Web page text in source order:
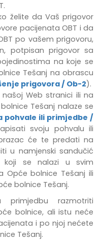
želite da Vaš prigovor
pacijenata OBT i da
po vašem prigovoru,
potpisan prigovor sa
na koje se
Tešanj na obrascu
prigovora / Ob-2).
Web stranici ili na
Tešanj nalaze se
pohvale ili primjedbe /
svoju pohvalu ili
će te predati na
u namjenski sandučić
koji se nalazi u svim
Opće bolnice Tešanj ili
bolnice Tešanj.
razmotriti
bolnice, ali istu neće
i po njoj nećete
Tešanj.